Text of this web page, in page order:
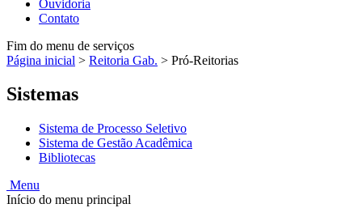
Ouvidoria
Contato
Fim do menu de serviços
Página inicial > Reitoria Gab. > Pró-Reitorias
Sistemas
Sistema de Processo Seletivo
Sistema de Gestão Acadêmica
Bibliotecas
Menu
Início do menu principal